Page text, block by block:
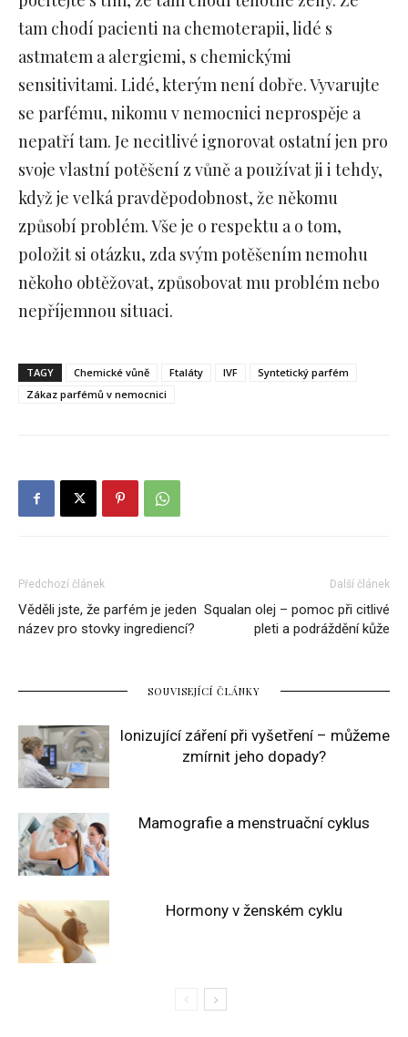
tam chodí pacienti na chemoterapii, lidé s
astmatem a alergiemi, s chemickými
sensitivitami. Lidé, kterým není dobře. Vyvarujte
se parfému, nikomu v nemocnici neprospěje a
nepatří tam. Je necitlivé ignorovat ostatní jen pro
svoje vlastní potěšení z vůně a používat ji i tehdy,
když je velká pravděpodobnost, že někomu
způsobí problém. Vše je o respektu a o tom,
položit si otázku, zda svým potěšením nemohu
někoho obtěžovat, způsobovat mu problém nebo
nepříjemnou situaci.
TAGY Chemické vůně Ftaláty IVF
Syntetický parfém
Zákaz parfémů v nemocnici
Předchozí článek
Věděli jste, že parfém je jeden
název pro stovky ingrediencí?
Další článek
Squalan olej – pomoc při citlivé
pleti a podráždění kůže
SOUVISEJÍCÍ ČLÁNKY
Ionizující záření při vyšetření – můžeme
zmírnit jeho dopady?
Mamografie a menstruační cyklus
Hormony v ženském cyklu